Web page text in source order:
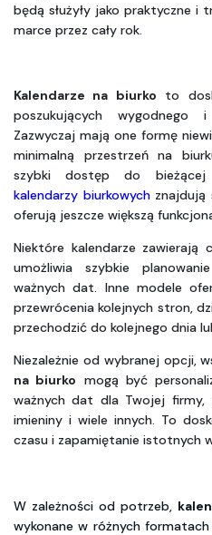
będą służyły jako praktyczne i
marce przez cały rok.
Kalendarze na biurko to
poszukujących wygodnego
Zazwyczaj mają one formę
minimalną przestrzeń na
kalendarzy biurkowych znajdują
oferują jeszcze większą
Niektóre kalendarze
umożliwia szybkie
ważnych dat. Inne modele
przewrócenia kolejnych stron,
przechodzić do kolejnego dnia
Niezależnie od wybranej opcji,
na biurko mogą być
ważnych dat dla Twojej firmy,
imieniny i wiele innych. To
czasu i zapamiętanie istotnych
W zależności od potrzeb,
wykonane w różnych